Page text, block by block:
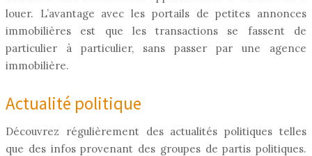
louer. L’avantage avec les portails de petites annonces
immobilières est que les transactions se fassent de
particulier à particulier, sans passer par une agence
immobilière.
Actualité politique
Découvrez régulièrement des actualités politiques telles
que des infos provenant des groupes de partis politiques.